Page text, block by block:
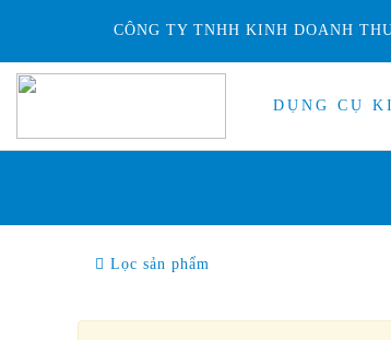
CÔNG TY TNHH KINH DOANH
DỤNG CỤ
Lọc sản phẩm